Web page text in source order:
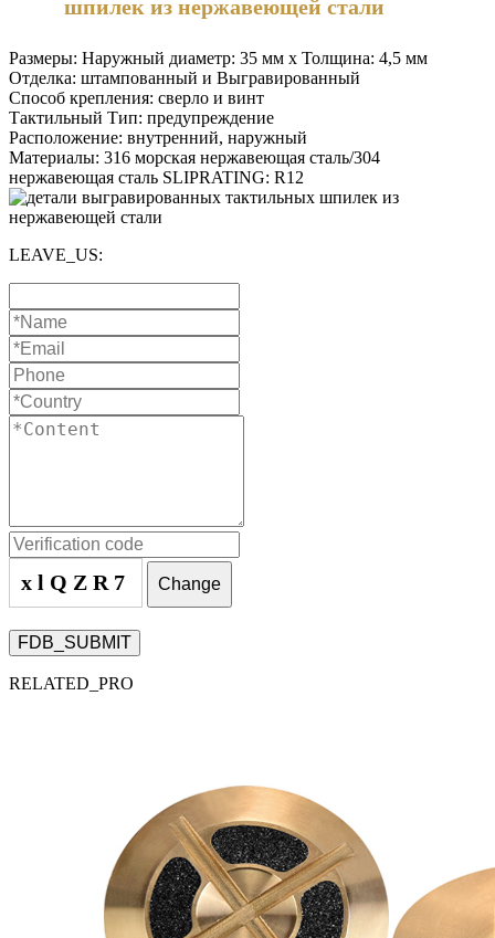
шпилек из нержавеющей стали
Размеры: Наружный диаметр: 35 мм x Толщина: 4,5 мм
Отделка: штампованный и Выгравированный
Способ крепления: сверло и винт
Тактильный Тип: предупреждение
Расположение: внутренний, наружный
Материалы: 316 морская нержавеющая сталь/304
нержавеющая сталь SLIPRATING: R12
LEAVE_US:
xlQZR7 Change
FDB_SUBMIT
RELATED_PRO